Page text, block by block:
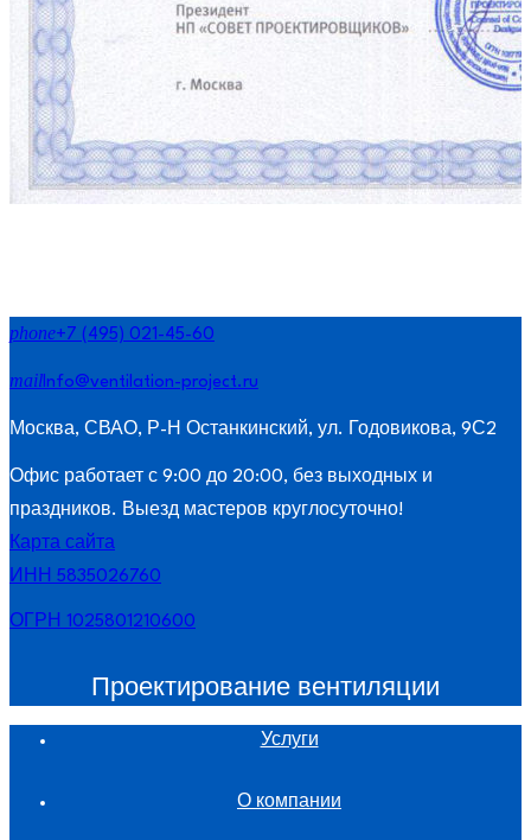
phone+7 (495) 021-45-60
mailInfo@ventilation-project.ru
Москва, СВАО, Р-Н Останкинский, ул. Годовикова, 9С2
Офис работает с 9:00 до 20:00, без выходных и
праздников. Выезд мастеров круглосуточно!
Карта сайта
ИНН 5835026760
ОГРН 1025801210600
Проектирование вентиляции
Услуги
О компании